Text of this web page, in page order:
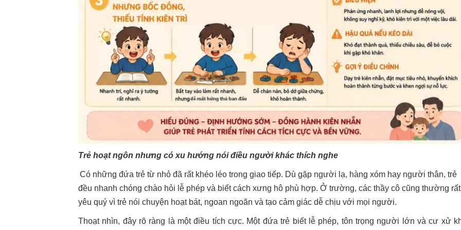
Trẻ hoạt ngôn nhưng có xu hướng nói điều người khác thích nghe
Có những đứa trẻ từ nhỏ đã rất khéo léo trong giao tiếp. Dù gặp người lạ, hàng xóm hay người thân, trẻ
đều nhanh chóng chào hỏi lễ phép và biết cách xưng hô phù hợp. Ở trường, các thầy cô cũng thường rất
yêu quý vì trẻ nói chuyện hoạt bát, ngoan ngoãn và tạo cảm giác dễ chịu với mọi người.
Thoạt nhìn, đây rõ ràng là một điều tích cực. Một đứa trẻ biết lễ phép, tôn trọng người lớn và cư xử